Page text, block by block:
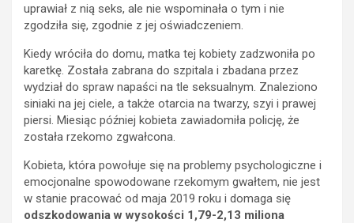
uprawiał z nią seks, ale nie wspominała o tym i nie
zgodziła się, zgodnie z jej oświadczeniem.
Kiedy wróciła do domu, matka tej kobiety zadzwoniła po
karetkę. Została zabrana do szpitala i zbadana przez
wydział do spraw napaści na tle seksualnym. Znaleziono
siniaki na jej ciele, a także otarcia na twarzy, szyi i prawej
piersi. Miesiąc później kobieta zawiadomiła policję, że
została rzekomo zgwałcona.
Kobieta, która powołuje się na problemy psychologiczne i
emocjonalne spowodowane rzekomym gwałtem, nie jest
w stanie pracować od maja 2019 roku i domaga się
odszkodowania w wysokości 1,79-2,13 miliona